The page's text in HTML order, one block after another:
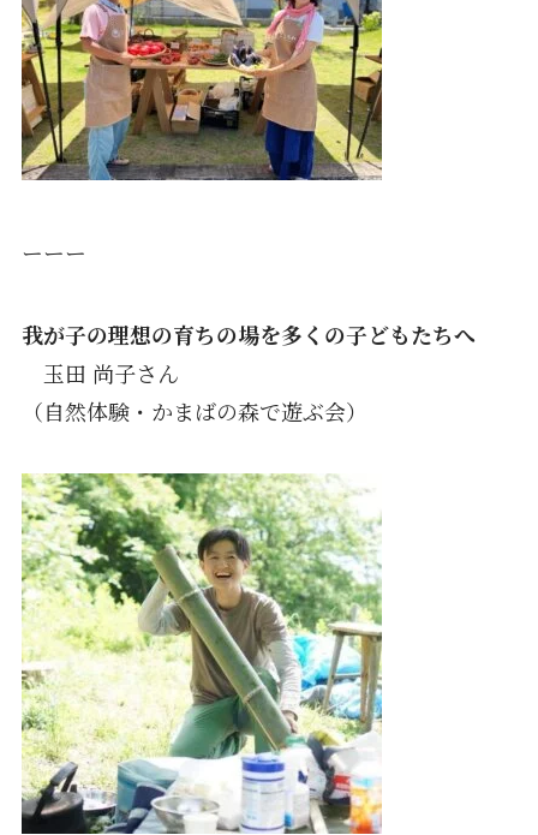
ーーー
我が子の理想の育ちの場を多くの子どもたちへ
玉田 尚子さん
（自然体験・かまばの森で遊ぶ会）